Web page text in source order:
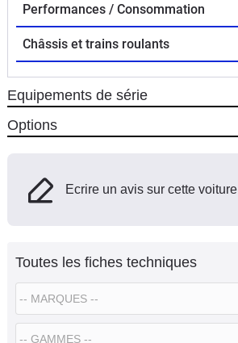
Performances / Consommation
Châssis et trains roulants
Equipements de série
Options
Ecrire un avis sur cette voiture
Toutes les fiches techniques